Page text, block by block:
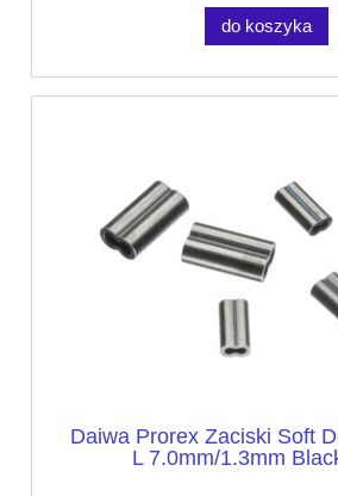
do koszyka
Daiwa Prorex Zaciski Soft
L 7.0mm/1.3mm